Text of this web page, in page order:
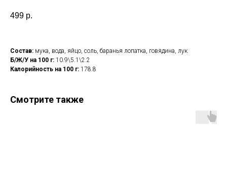
499 р.
Состав: мука, вода, яйцо, соль, баранья лопатка, говядина, лук
Б/Ж/У на 100 г: 10.9\5.1\2.2
Калорийность на 100 г: 178.8
Смотрите также